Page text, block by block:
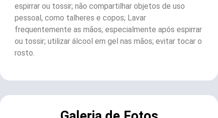
espirrar ou tossir; não compartilhar objetos de uso
pessoal, como talheres e copos; Lavar
frequentemente as mãos, especialmente após espirrar
ou tossir; utilizar álcool em gel nas mãos; evitar tocar o
rosto.